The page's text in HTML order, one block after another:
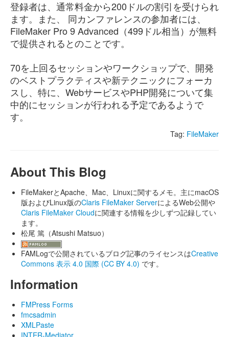
登録者は、通常料金から200ドルの割引を受けられ
ます。また、 同カンファレンスの参加者には、
FileMaker Pro 9 Advanced（499ドル相当）が無料
で提供されるとのことです。
70を上回るセッションやワークショップで、開発
のベストプラクティスや新テクニックにフォーカ
スし、特に、WebサービスやPHP開発について集
中的にセッションが行われる予定であるようで
す。
Tag: FileMaker
About This Blog
FileMakerとApache、Mac、Linuxに関するメモ。主にmacOS
版およびLinux版のClaris FileMaker ServerによるWeb公開や
Claris FileMaker Cloudに関連する情報を少しずつ記録してい
ます。
松尾 篤（Atsushi Matsuo）
FAMLogで公開されているブログ記事のライセンスはCreative
Commons 表示 4.0 国際 (CC BY 4.0) です。
Information
FMPress Forms
fmcsadmin
XMLPaste
INTER-Mediator